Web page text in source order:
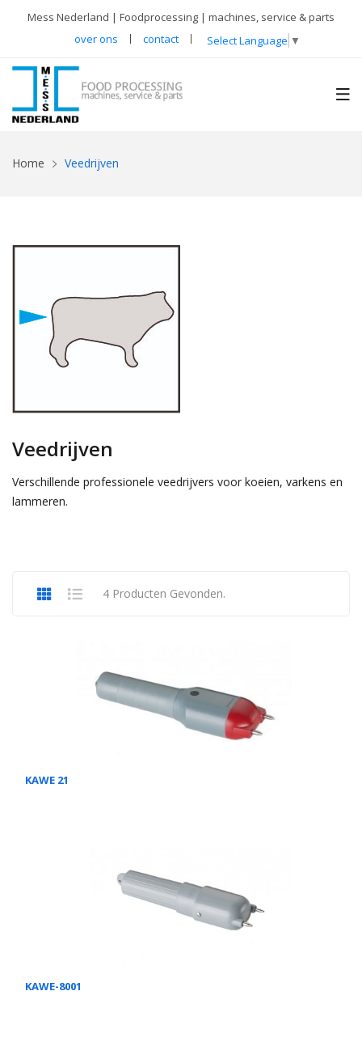
Mess Nederland | Foodprocessing | machines, service & parts
over ons
contact Select Language ▼
Home Veedrijven
Veedrijven
Verschillende professionele veedrijvers voor koeien, varkens en
lammeren.
4 Producten Gevonden.
KAWE 21
KAWE-8001